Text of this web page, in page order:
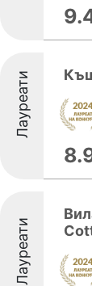
Лауреати
Лауреати